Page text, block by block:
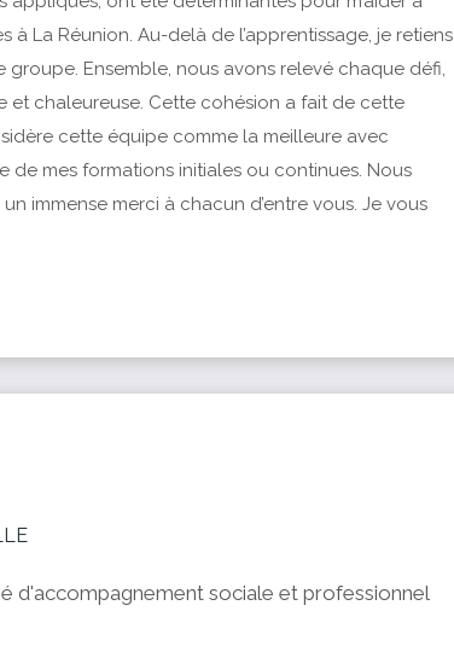
d'accompagnement sociale et professionnel
La Réunion. Au-delà de l’apprentissage, je retiens
Ensemble, nous avons relevé chaque défi,
et chaleureuse. Cette cohésion a fait de cette
cette équipe comme la meilleure avec
de mes formations initiales ou continues. Nous
immense merci à chacun d’entre vous. Je vous